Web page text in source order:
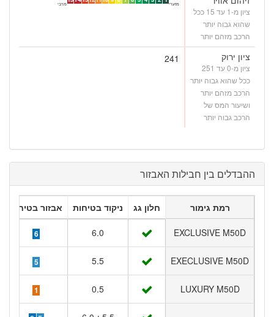
ציון מ-1 עד 15 ככל
שהוא גבוה יותר
הרכב מזהם יותר
מזערי
מרבי
ציון ירוק
ציון מ-0 עד 251
ככל שהוא גבוה יותר
הרכב מזהם יותר
ושיעור המס של
הרכב גבוה יותר
241
ההבדלים בין חבילות האבזור
רמת גימור חלון גג ניקוד בטיחות אבזור בטיחות
EXCLUSIVE M50D
6.0
6
EXECLUSIVE M50D
5.5
5
LUXURY M50D
0.5
1